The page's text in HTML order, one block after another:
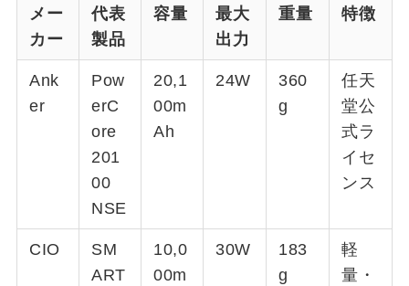
メー
カー
代表
製品
容量
最大
出力
重量 特徴
Ank
er
Pow
erC
ore
201
00
NSE
20,1
00m
Ah
24W
360
g
任天
堂公
式ラ
イセ
ンス
CIO
SM
ART
10,0
00m
30W
183
g
軽
量・